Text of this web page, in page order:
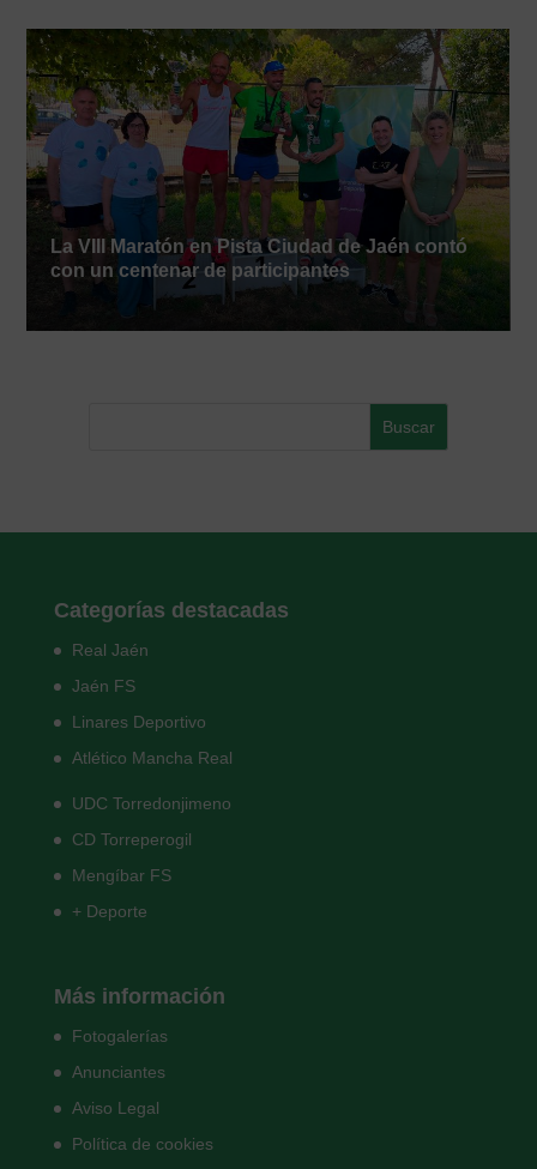
La VIII Maratón en Pista Ciudad de Jaén contó
con un centenar de participantes
Categorías destacadas
Real Jaén
Jaén FS
Linares Deportivo
Atlético Mancha Real
UDC Torredonjimeno
CD Torreperogil
Mengíbar FS
+ Deporte
Más información
Fotogalerías
Anunciantes
Aviso Legal
Política de cookies